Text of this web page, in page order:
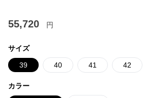
55,720 円
サイズ
39 40 41 42
カラー